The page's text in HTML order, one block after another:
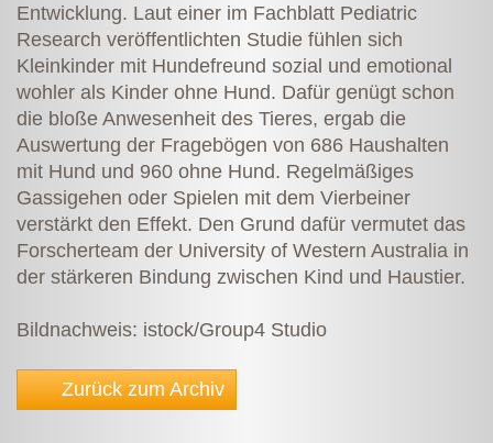
Entwicklung. Laut einer im Fachblatt Pediatric
Research veröffentlichten Studie fühlen sich
Kleinkinder mit Hundefreund sozial und emotional
wohler als Kinder ohne Hund. Dafür genügt schon
die bloße Anwesenheit des Tieres, ergab die
Auswertung der Fragebögen von 686 Haushalten
mit Hund und 960 ohne Hund. Regelmäßiges
Gassigehen oder Spielen mit dem Vierbeiner
verstärkt den Effekt. Den Grund dafür vermutet das
Forscherteam der University of Western ­Australia in
der stärkeren Bindung zwischen Kind und Haustier.
Bildnachweis: istock/Group4 Studio
Zurück zum Archiv